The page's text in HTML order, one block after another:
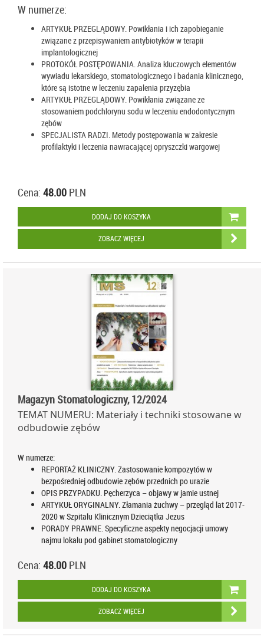
W numerze:
ARTYKUŁ PRZEGLĄDOWY. Powikłania i ich zapobieganie
związane z przepisywaniem antybiotyków w terapii
implantologicznej
PROTOKÓŁ POSTĘPOWANIA. Analiza kluczowych elementów
wywiadu lekarskiego, stomatologicznego i badania klinicznego,
które są istotne w leczeniu zapalenia przyzębia
ARTYKUŁ PRZEGLĄDOWY. Powikłania związane ze
stosowaniem podchlorynu sodu w leczeniu endodontycznym
zębów
SPECJALISTA RADZI. Metody postępowania w zakresie
profilaktyki i leczenia nawracającej opryszczki wargowej
Cena: 48.00 PLN
DODAJ DO KOSZYKA
ZOBACZ WIĘCEJ
Magazyn Stomatologiczny, 12/2024
TEMAT NUMERU: Materiały i techniki stosowane w
odbudowie zębów
W numerze:
REPORTAŻ KLINICZNY. Zastosowanie kompozytów w
bezpośredniej odbudowie zębów przednich po urazie
OPIS PRZYPADKU. Pęcherzyca – objawy w jamie ustnej
ARTYKUŁ ORYGINALNY. Złamania żuchwy – przegląd lat 2017-
2020 w Szpitalu Klinicznym Dzieciątka Jezus
PORADY PRAWNE. Specyficzne aspekty negocjacji umowy
najmu lokalu pod gabinet stomatologiczny
Cena: 48.00 PLN
DODAJ DO KOSZYKA
ZOBACZ WIĘCEJ